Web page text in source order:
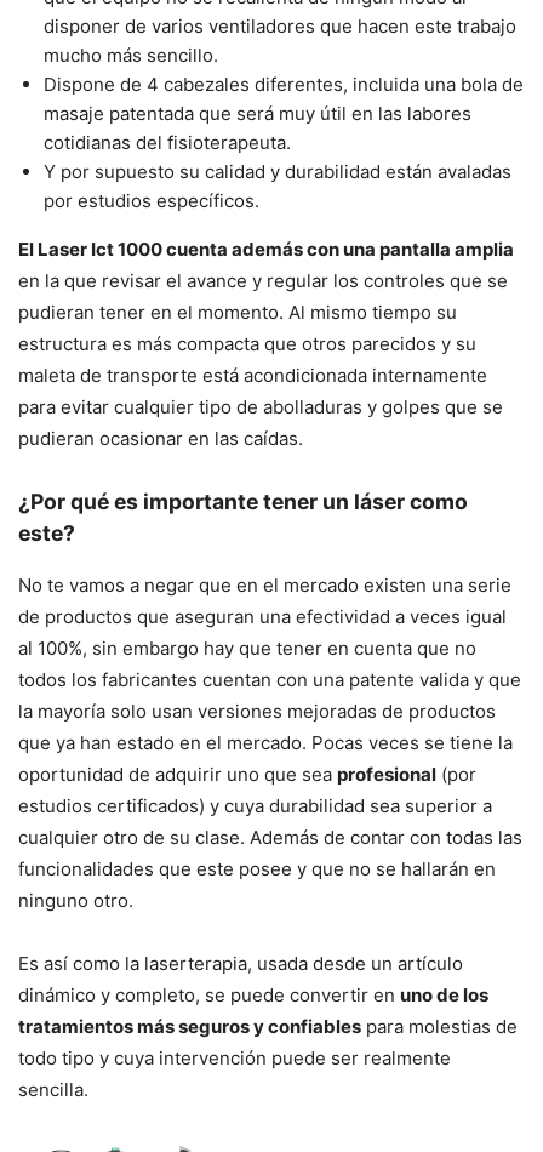
disponer de varios ventiladores que hacen este trabajo
mucho más sencillo.
Dispone de 4 cabezales diferentes, incluida una bola de
masaje patentada que será muy útil en las labores
cotidianas del fisioterapeuta.
Y por supuesto su calidad y durabilidad están avaladas
por estudios específicos.
El Laser Ict 1000 cuenta además con una pantalla amplia
en la que revisar el avance y regular los controles que se
pudieran tener en el momento. Al mismo tiempo su
estructura es más compacta que otros parecidos y su
maleta de transporte está acondicionada internamente
para evitar cualquier tipo de abolladuras y golpes que se
pudieran ocasionar en las caídas.
¿Por qué es importante tener un láser como
este?
No te vamos a negar que en el mercado existen una serie
de productos que aseguran una efectividad a veces igual
al 100%, sin embargo hay que tener en cuenta que no
todos los fabricantes cuentan con una patente valida y que
la mayoría solo usan versiones mejoradas de productos
que ya han estado en el mercado. Pocas veces se tiene la
oportunidad de adquirir uno que sea profesional (por
estudios certificados) y cuya durabilidad sea superior a
cualquier otro de su clase. Además de contar con todas las
funcionalidades que este posee y que no se hallarán en
ninguno otro.
Es así como la laserterapia, usada desde un artículo
dinámico y completo, se puede convertir en uno de los
tratamientos más seguros y confiables para molestias de
todo tipo y cuya intervención puede ser realmente
sencilla.